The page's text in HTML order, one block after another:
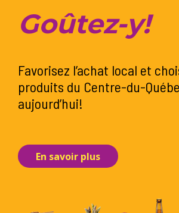
Goûtez-y!
Favorisez l’achat local et
produits du Centre-du-
aujourd’hui!
En savoir plus